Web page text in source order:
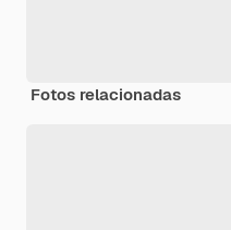
Fotos relacionadas